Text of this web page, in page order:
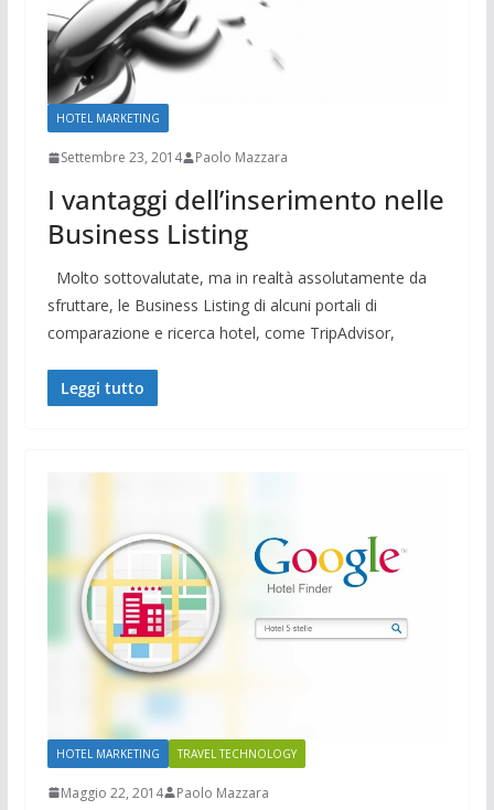
HOTEL MARKETING
Settembre 23, 2014 Paolo Mazzara
I vantaggi dell’inserimento nelle
Business Listing
Molto sottovalutate, ma in realtà assolutamente da
sfruttare, le Business Listing di alcuni portali di
comparazione e ricerca hotel, come TripAdvisor,
Leggi tutto
HOTEL MARKETING TRAVEL TECHNOLOGY
Maggio 22, 2014 Paolo Mazzara